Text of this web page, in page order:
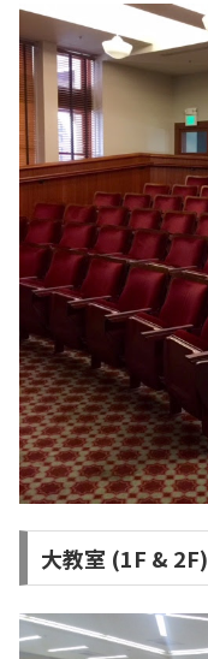
大教室 (1F & 2F)